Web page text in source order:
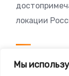
Мы
локации